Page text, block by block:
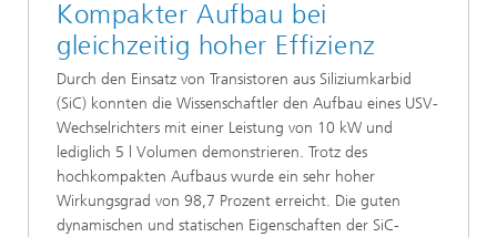
Kompakter Aufbau bei
gleichzeitig hoher Effizienz
Durch den Einsatz von Transistoren aus Siliziumkarbid
(SiC) konnten die Wissenschaftler den Aufbau eines USV-
Wechselrichters mit einer Leistung von 10 kW und
lediglich 5 l Volumen demonstrieren. Trotz des
hochkompakten Aufbaus wurde ein sehr hoher
Wirkungsgrad von 98,7 Prozent erreicht. Die guten
dynamischen und statischen Eigenschaften der SiC-